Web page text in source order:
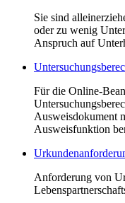
Sie sind
oder zu wenig
Anspruch auf
Für die Online-
Ausweisdokument
Ausweisfunktion
Anforderung von